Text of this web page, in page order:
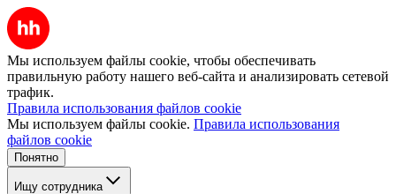
Мы используем файлы cookie, чтобы обеспечивать
правильную работу нашего веб-сайта и анализировать сетевой
трафик.
Правила использования файлов cookie
Мы используем файлы cookie. Правила использования
файлов cookie
Понятно
Ищу сотрудника